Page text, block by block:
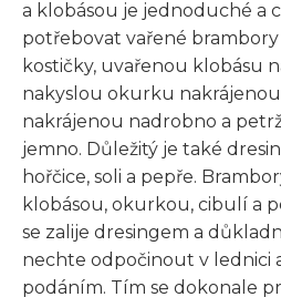
a klobásou je jednoduché a
potřebovat vařené
kostičky, uvařenou klobásu
nakyslou okurku
nakrájenou nadrobno a
jemno. Důležitý je také
hořčice, soli a pepře.
klobásou, okurkou, cibulí a
se zalije dresingem a
nechte odpočinout v lednici
podáním. Tím se dokonale